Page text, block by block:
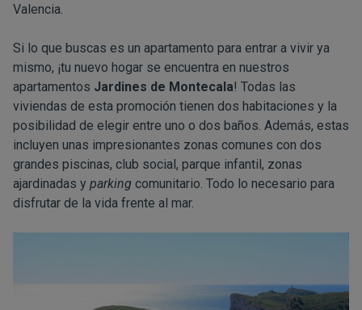
Valencia.
Si lo que buscas es un apartamento para entrar a vivir ya
mismo, ¡tu nuevo hogar se encuentra en nuestros
apartamentos Jardines de Montecala! Todas las
viviendas de esta promoción tienen dos habitaciones y la
posibilidad de elegir entre uno o dos baños. Además, estas
incluyen unas impresionantes zonas comunes con dos
grandes piscinas, club social, parque infantil, zonas
ajardinadas y parking comunitario. Todo lo necesario para
disfrutar de la vida frente al mar.